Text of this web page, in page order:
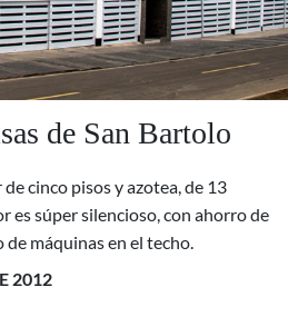
de San Bartolo
cinco pisos y azotea, de 13
es súper silencioso, con ahorro de
máquinas en el techo.
2012